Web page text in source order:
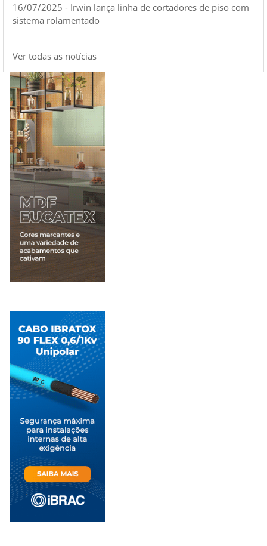
16/07/2025 - Irwin lança linha de cortadores de piso com
sistema rolamentado
Ver todas as notícias